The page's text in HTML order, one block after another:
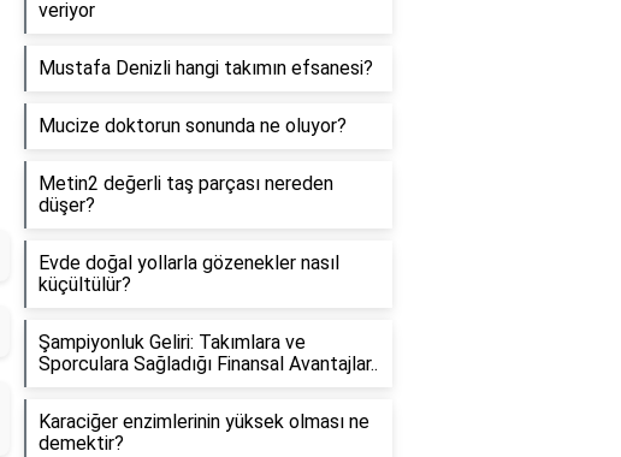
veriyor
Mustafa Denizli hangi takımın efsanesi?
Mucize doktorun sonunda ne oluyor?
Metin2 değerli taş parçası nereden
düşer?
Evde doğal yollarla gözenekler nasıl
küçültülür?
Şampiyonluk Geliri: Takımlara ve
Sporculara Sağladığı Finansal Avantajlar..
Karaciğer enzimlerinin yüksek olması ne
demektir?